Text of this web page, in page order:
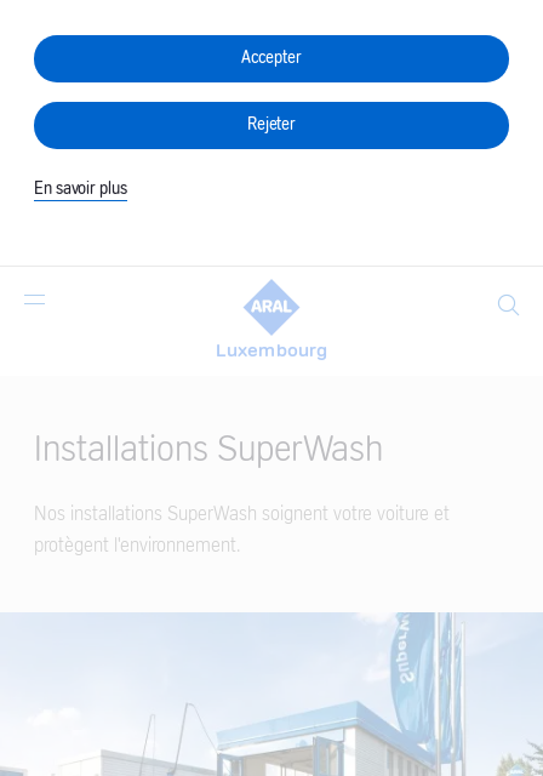
Accepter
Rejeter
En savoir plus
Luxembourg
Search
Installations SuperWash
Nos installations SuperWash soignent votre voiture et
protègent l'environnement.